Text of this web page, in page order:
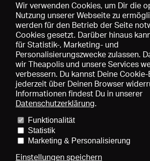
Preise und Mitgliedschaften
Mediadaten
Über uns Impressum
Wir verwenden Cookies, um Dir die
Nutzung unserer Webseite zu
werden für den Betrieb der Seite
Cookies gesetzt. Darüber hinaus
für Statistik-, Marketing- und
Personalisierungszwecke zulassen.
wir Theapolis und unsere Services
verbessern. Du kannst Deine
jederzeit über Deinen Browser
Informationen findest Du in unserer
Datenschutzerklärung.
Funktionalität
Statistik
Marketing & Personalisierung
Einstellungen speichern